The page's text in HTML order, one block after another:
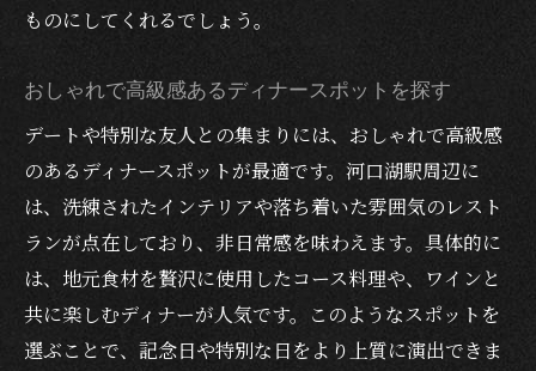
ものにしてくれるでしょう。
おしゃれで高級感あるディナースポットを探す
デートや特別な友人との集まりには、おしゃれで高級感
のあるディナースポットが最適です。河口湖駅周辺に
は、洗練されたインテリアや落ち着いた雰囲気のレスト
ランが点在しており、非日常感を味わえます。具体的に
は、地元食材を贅沢に使用したコース料理や、ワインと
共に楽しむディナーが人気です。このようなスポットを
選ぶことで、記念日や特別な日をより上質に演出できま